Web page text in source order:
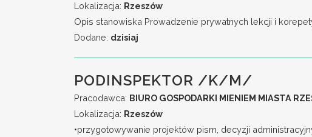
Lokalizacja: Rzeszów
Opis stanowiska Prowadzenie prywatnych lekcji i
Dodane: dzisiaj
PODINSPEKTOR /K/M/
Pracodawca: BIURO GOSPODARKI MIENIEM MIASTA
Lokalizacja: Rzeszów
•przygotowywanie projektów pism, decyzji